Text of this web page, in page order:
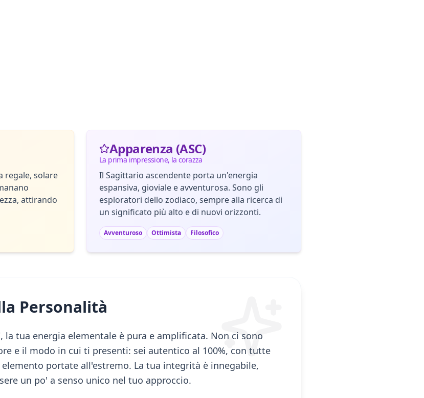
regale, solare
attirando
Apparenza (ASC)
La prima impressione, la corazza
Il Sagittario ascendente porta un'energia
espansiva, gioviale e avventurosa. Sono gli
esploratori dello zodiaco, sempre alla ricerca di
un significato più alto e di nuovi orizzonti.
Avventuroso Ottimista Filosofico
Personalità
la tua energia elementale è pura e amplificata. Non ci sono
e il modo in cui ti presenti: sei autentico al 100%, con tutte
portate all'estremo. La tua integrità è innegabile,
un po' a senso unico nel tuo approccio.